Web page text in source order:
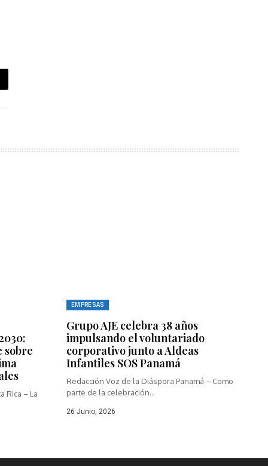
sobre
Rica – La
EMPRESAS
Grupo AJE celebra 38 años
impulsando el voluntariado
corporativo junto a Aldeas
Infantiles SOS Panamá
Redacción Voz de la Diáspora Panamá – Como
parte de la celebración...
26 Junio, 2026